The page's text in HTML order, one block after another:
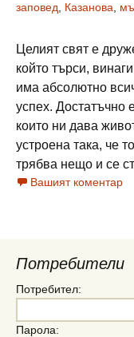
заповед
Казанова
Целият свят е
който търси,
има абсолютно
успех. Достатъчно
които ни дава
устроена така, че
трябва нещо и се
Вашият коментар
Потребители
Потребител:
Парола: